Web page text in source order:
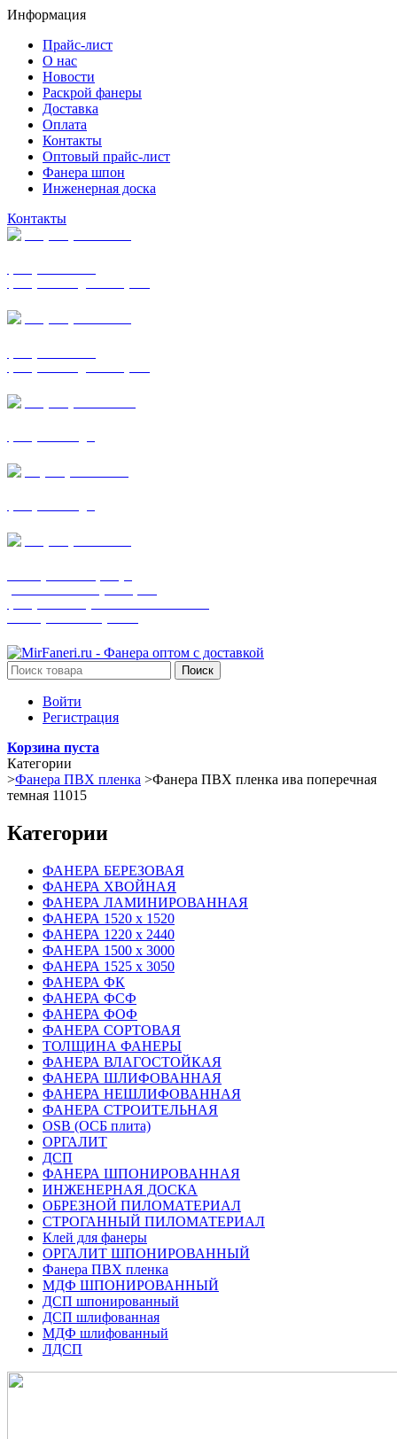
Информация
Прайс-лист
О нас
Новости
Раскрой фанеры
Доставка
Оплата
Контакты
Оптовый прайс-лист
Фанера шпон
Инженерная доска
Контакты
Поиск
Войти
Регистрация
Корзина пуста
Категории
>Фанера ПВХ пленка >Фанера ПВХ пленка ива поперечная
темная 11015
Категории
ФАНЕРА БЕРЕЗОВАЯ
ФАНЕРА ХВОЙНАЯ
ФАНЕРА ЛАМИНИРОВАННАЯ
ФАНЕРА 1520 х 1520
ФАНЕРА 1220 х 2440
ФАНЕРА 1500 х 3000
ФАНЕРА 1525 х 3050
ФАНЕРА ФК
ФАНЕРА ФСФ
ФАНЕРА ФОФ
ФАНЕРА СОРТОВАЯ
ТОЛЩИНА ФАНЕРЫ
ФАНЕРА ВЛАГОСТОЙКАЯ
ФАНЕРА ШЛИФОВАННАЯ
ФАНЕРА НЕШЛИФОВАННАЯ
ФАНЕРА СТРОИТЕЛЬНАЯ
OSB (ОСБ плита)
ОРГАЛИТ
ДСП
ФАНЕРА ШПОНИРОВАННАЯ
ИНЖЕНЕРНАЯ ДОСКА
ОБРЕЗНОЙ ПИЛОМАТЕРИАЛ
СТРОГАННЫЙ ПИЛОМАТЕРИАЛ
Клей для фанеры
ОРГАЛИТ ШПОНИРОВАННЫЙ
Фанера ПВХ пленка
МДФ ШПОНИРОВАННЫЙ
ДСП шпонированный
ДСП шлифованная
МДФ шлифованный
ЛДСП